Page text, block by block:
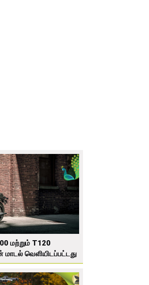
மற்றும் T120
மாடல் வெளியிடப்பட்டது